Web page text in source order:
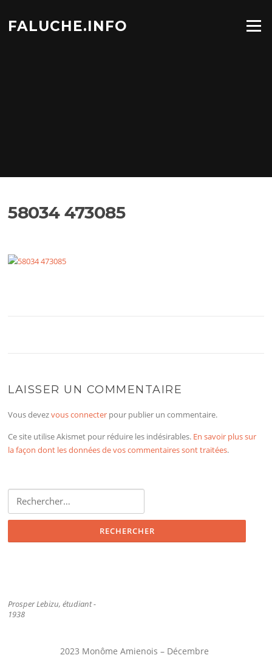
contenu
FALUCHE.INFO Menu
58034 473085
LAISSER UN COMMENTAIRE
Vous devezvous connecter pour publier un commentaire.
Ce site utilise Akismet pour réduire les indésirables. En savoir plus sur
la façon dont les données de vos commentaires sont traitées.
Rechercher :
Prosper Lebizu, étudiant -
1938
2023 Monôme Amienois – Décembre